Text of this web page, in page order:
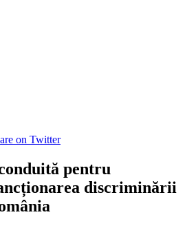
on Twitter
pentru
discriminării